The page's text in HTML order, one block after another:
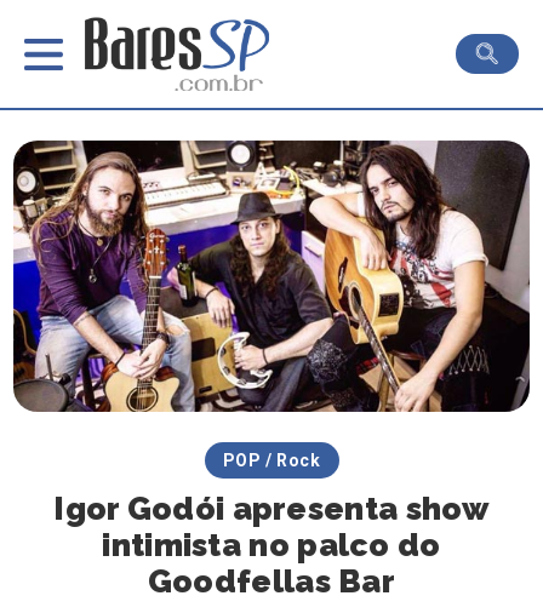
POP / Rock
Igor Godói apresenta show
intimista no palco do
Goodfellas Bar